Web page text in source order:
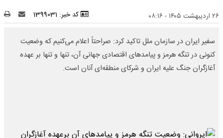
۲۶ اردیبهشت ۱۴۰۵ - ۰۸:۱۶ کد خبر: 1399031
سفیر ایران در سازمان ملل تاکید کرد: صراحتاً اعلام می‌کنیم که وضعیت
کنونی در تنگه هرمز و پیامدهای اقتصادی جهانی آن، تنها و تنها بر عهده
آغازگران جنگ علیه ایران و شرکای منطقه‌ای آنان است.